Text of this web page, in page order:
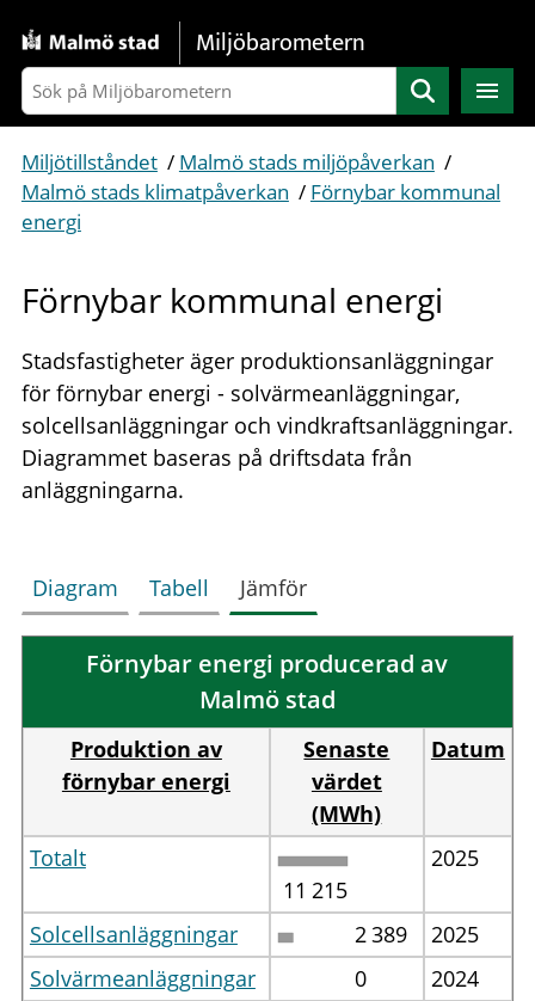
Gå direkt till sidans innehåll
Miljöbarometern
Sök
Miljötillståndet / Malmö stads miljöpåverkan /
Malmö stads klimatpåverkan / Förnybar kommunal
energi
Förnybar kommunal energi
Stadsfastigheter äger produktionsanläggningar
för förnybar energi - solvärmeanläggningar,
solcellsanläggningar och vindkraftsanläggningar.
Diagrammet baseras på driftsdata från
anläggningarna.
Diagram Tabell Jämför
Förnybar energi producerad av
Malmö stad
Produktion av
förnybar energi
Senaste
värdet
(MWh)
Datum
Totalt
11 215
2025
Solcellsanläggningar 2389
2025
Solvärmeanläggningar
0
2024